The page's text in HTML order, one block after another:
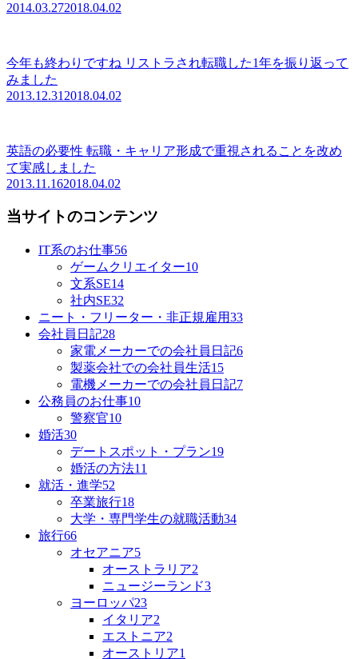
2014.03.272018.04.02
今年も終わりですね リストラされ転職した1年を振り返って
みました
2013.12.31 2018.04.02
英語の必要性 転職・キャリア形成で重視されることを改め
て実感しました
2013.11.162018.04.02
当サイトのコンテンツ
IT系のお仕事56
ゲームクリエイター10
文系SE14
社内SE32
ニート・フリーター・非正規雇用33
会社員日記28
家電メーカーでの会社員日記6
製薬会社での会社員生活15
電機メーカーでの会社員日記7
公務員のお仕事10
警察官10
婚活30
デートスポット・プラン19
婚活の方法11
就活・進学52
卒業旅行18
大学・専門学生の就職活動34
旅行66
オセアニア5
オーストラリア2
ニュージーランド3
ヨーロッパ23
イタリア2
エストニア2
オーストリア1